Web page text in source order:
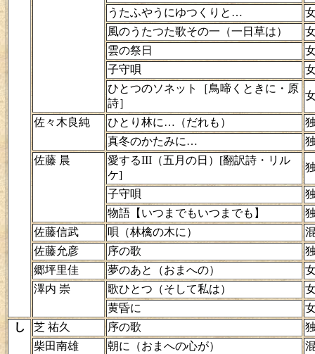
うたふやうにゆつくりと…
風のうたつた歌その一（一日草は）
雲の祭日
子守唄
ひとつのソネット［鳥啼くときに・原
詩］
佐々木良純 ひとり林に…（だれも）
真冬のかたみに…
佐藤 晨
愛するIII（五月の日）[翻訳詩・リル
ケ]
子守唄
物語【いつまでもいつまでも】
佐藤信武
唄（林檎の木に）
佐藤允彦
序の歌
郷坪里佳
夢のあと（おまへの）
澤内 崇
歌ひとつ（そして私は）
黄昏に
し
芝 祐久 序の歌
柴田南雄
朝に（おまへの心が）